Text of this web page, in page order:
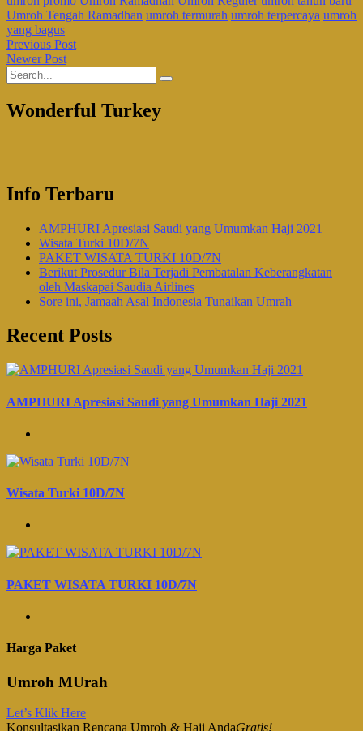
Umroh Tengah Ramadhan umroh termurah umroh terpercaya umroh
yang bagus
Previous Post
Newer Post
Wonderful Turkey
Info Terbaru
AMPHURI Apresiasi Saudi yang Umumkan Haji 2021
Wisata Turki 10D/7N
PAKET WISATA TURKI 10D/7N
Berikut Prosedur Bila Terjadi Pembatalan Keberangkatan
oleh Maskapai Saudia Airlines
Sore ini, Jamaah Asal Indonesia Tunaikan Umrah
Recent Posts
AMPHURI Apresiasi Saudi yang Umumkan Haji 2021
Wisata Turki 10D/7N
PAKET WISATA TURKI 10D/7N
Harga Paket
Umroh MUrah
Let’s Klik Here
Konsultasikan Rencana Umroh & Haji AndaGratis!